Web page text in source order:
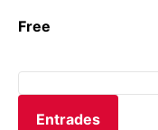
Free
Entrades